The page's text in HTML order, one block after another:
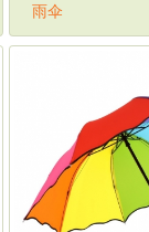
雨伞